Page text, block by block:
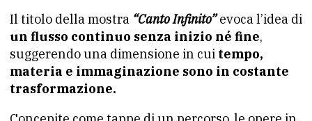
Il titolo della mostra “Canto Infinito” evoca l’idea di
un flusso continuo senza inizio né fine,
suggerendo una dimensione in cui tempo,
materia e immaginazione sono in costante
trasformazione.